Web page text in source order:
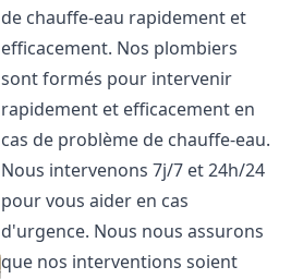
de chauffe-eau rapidement et
efficacement. Nos plombiers
sont formés pour intervenir
rapidement et efficacement en
cas de problème de chauffe-eau.
Nous intervenons 7j/7 et 24h/24
pour vous aider en cas
d'urgence. Nous nous assurons
que nos interventions soient